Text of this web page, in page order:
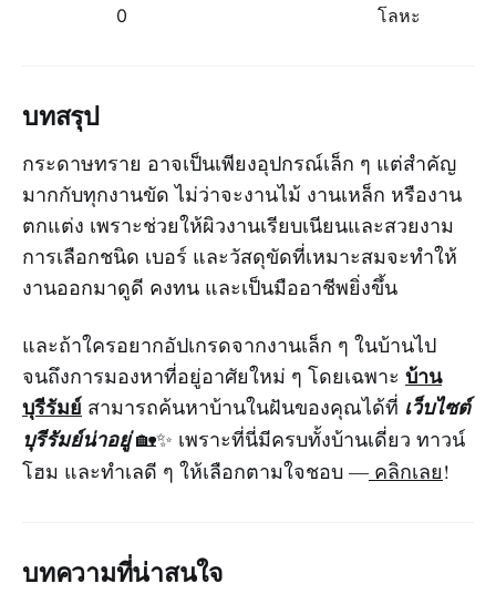
0
โลหะ
บทสรุป
กระดาษทราย อาจเป็นเพียงอุปกรณ์เล็ก ๆ แต่สำคัญ
มากกับทุกงานขัด ไม่ว่าจะงานไม้ งานเหล็ก หรืองาน
ตกแต่ง เพราะช่วยให้ผิวงานเรียบเนียนและสวยงาม
การเลือกชนิด เบอร์ และวัสดุขัดที่เหมาะสมจะทำให้
งานออกมาดูดี คงทน และเป็นมืออาชีพยิ่งขึ้น
และถ้าใครอยากอัปเกรดจากงานเล็ก ๆ ในบ้านไป
จนถึงการมองหาที่อยู่อาศัยใหม่ ๆ โดยเฉพาะ บ้าน
บุรีรัมย์ สามารถค้นหาบ้านในฝันของคุณได้ที่ เว็บไซต์
บุรีรัมย์น่าอยู่🏡✨ เพราะที่นี่มีครบทั้งบ้านเดี่ยว ทาวน์
โฮม และทำเลดี ๆ ให้เลือกตามใจชอบ — คลิกเลย!
บทความที่น่าสนใจ